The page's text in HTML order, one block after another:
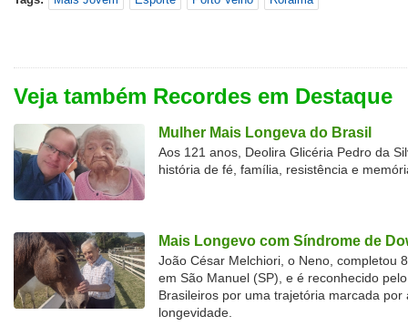
Veja também Recordes em Destaque
Mulher Mais Longeva do Brasil
Aos 121 anos, Deolira Glicéria Pedro da
história de fé, família, resistência e
Mais Longevo com Síndrome de
João César Melchiori, o Neno, completou
em São Manuel (SP), e é reconhecido
Brasileiros por uma trajetória marcada por
longevidade.